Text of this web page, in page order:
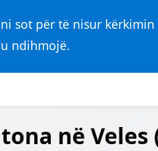
sot për të nisur kërkimin
ndihmojë.
në